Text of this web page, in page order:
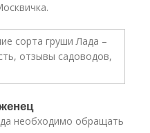
необходимо обращать